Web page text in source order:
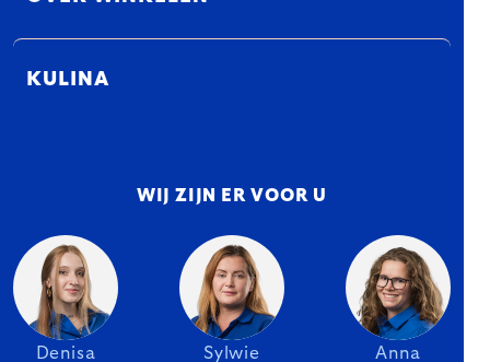
KULINA
WIJ ZIJN ER VOOR U
Denisa Sylwie Anna